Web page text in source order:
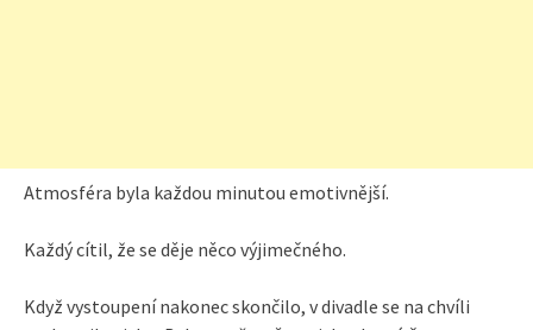
Atmosféra byla každou minutou emotivnější.
Každý cítil, že se děje něco výjimečného.
Když vystoupení nakonec skončilo, v divadle se na chvíli